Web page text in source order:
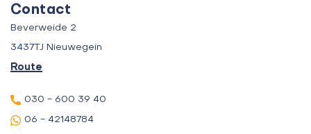
Taxatie
Verhuur
Over ons
Contact
Beverweide 2
3437TJ Nieuwegein
Route
030 - 600 39 40
06 - 42148784